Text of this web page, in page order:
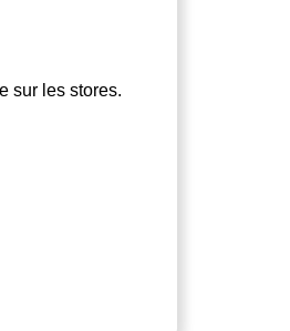
sur les stores.